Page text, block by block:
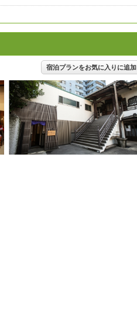
宿泊プランをお気に入りに追加